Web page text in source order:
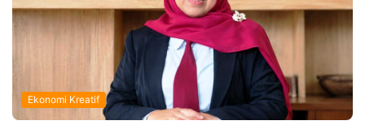
Ekonomi Kreatif